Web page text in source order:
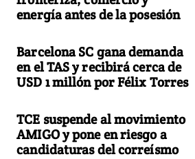
energía antes de la posesión
Barcelona SC gana demanda
en el TAS y recibirá cerca de
USD 1 millón por Félix Torres
TCE suspende al movimiento
AMIGO y pone en riesgo a
candidaturas del correísmo